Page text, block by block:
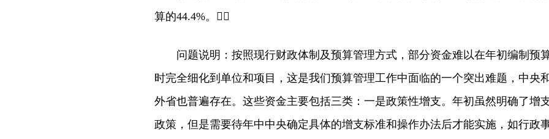
算的44.4%。
问题说明：按照现行财政体制及预算管理方式，部分资金难以在年初编制预
时完全细化到单位和项目，这是我们预算管理工作中面临的一个突出难题，中央
外省也普遍存在。这些资金主要包括三类：一是政策性增支。年初虽然明确了增
政策，但是需要待年中中央确定具体的增支标准和操作办法后才能实施，如行政